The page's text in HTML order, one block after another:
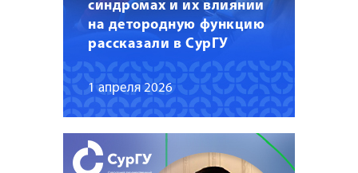
синдромах и их влиянии
на детородную функцию
рассказали в СурГУ
1 апреля 2026